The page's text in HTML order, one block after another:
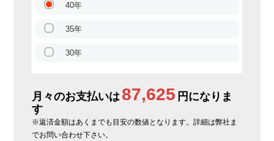
40年
35年
30年
月々のお支払いは 87,625 円になりま
す
※返済金額はあくまでも目安の数値となります。詳細は弊社ま
でお問い合わせ下さい。